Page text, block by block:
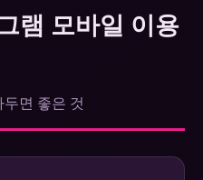
램 모바일 이용
면 좋은 것